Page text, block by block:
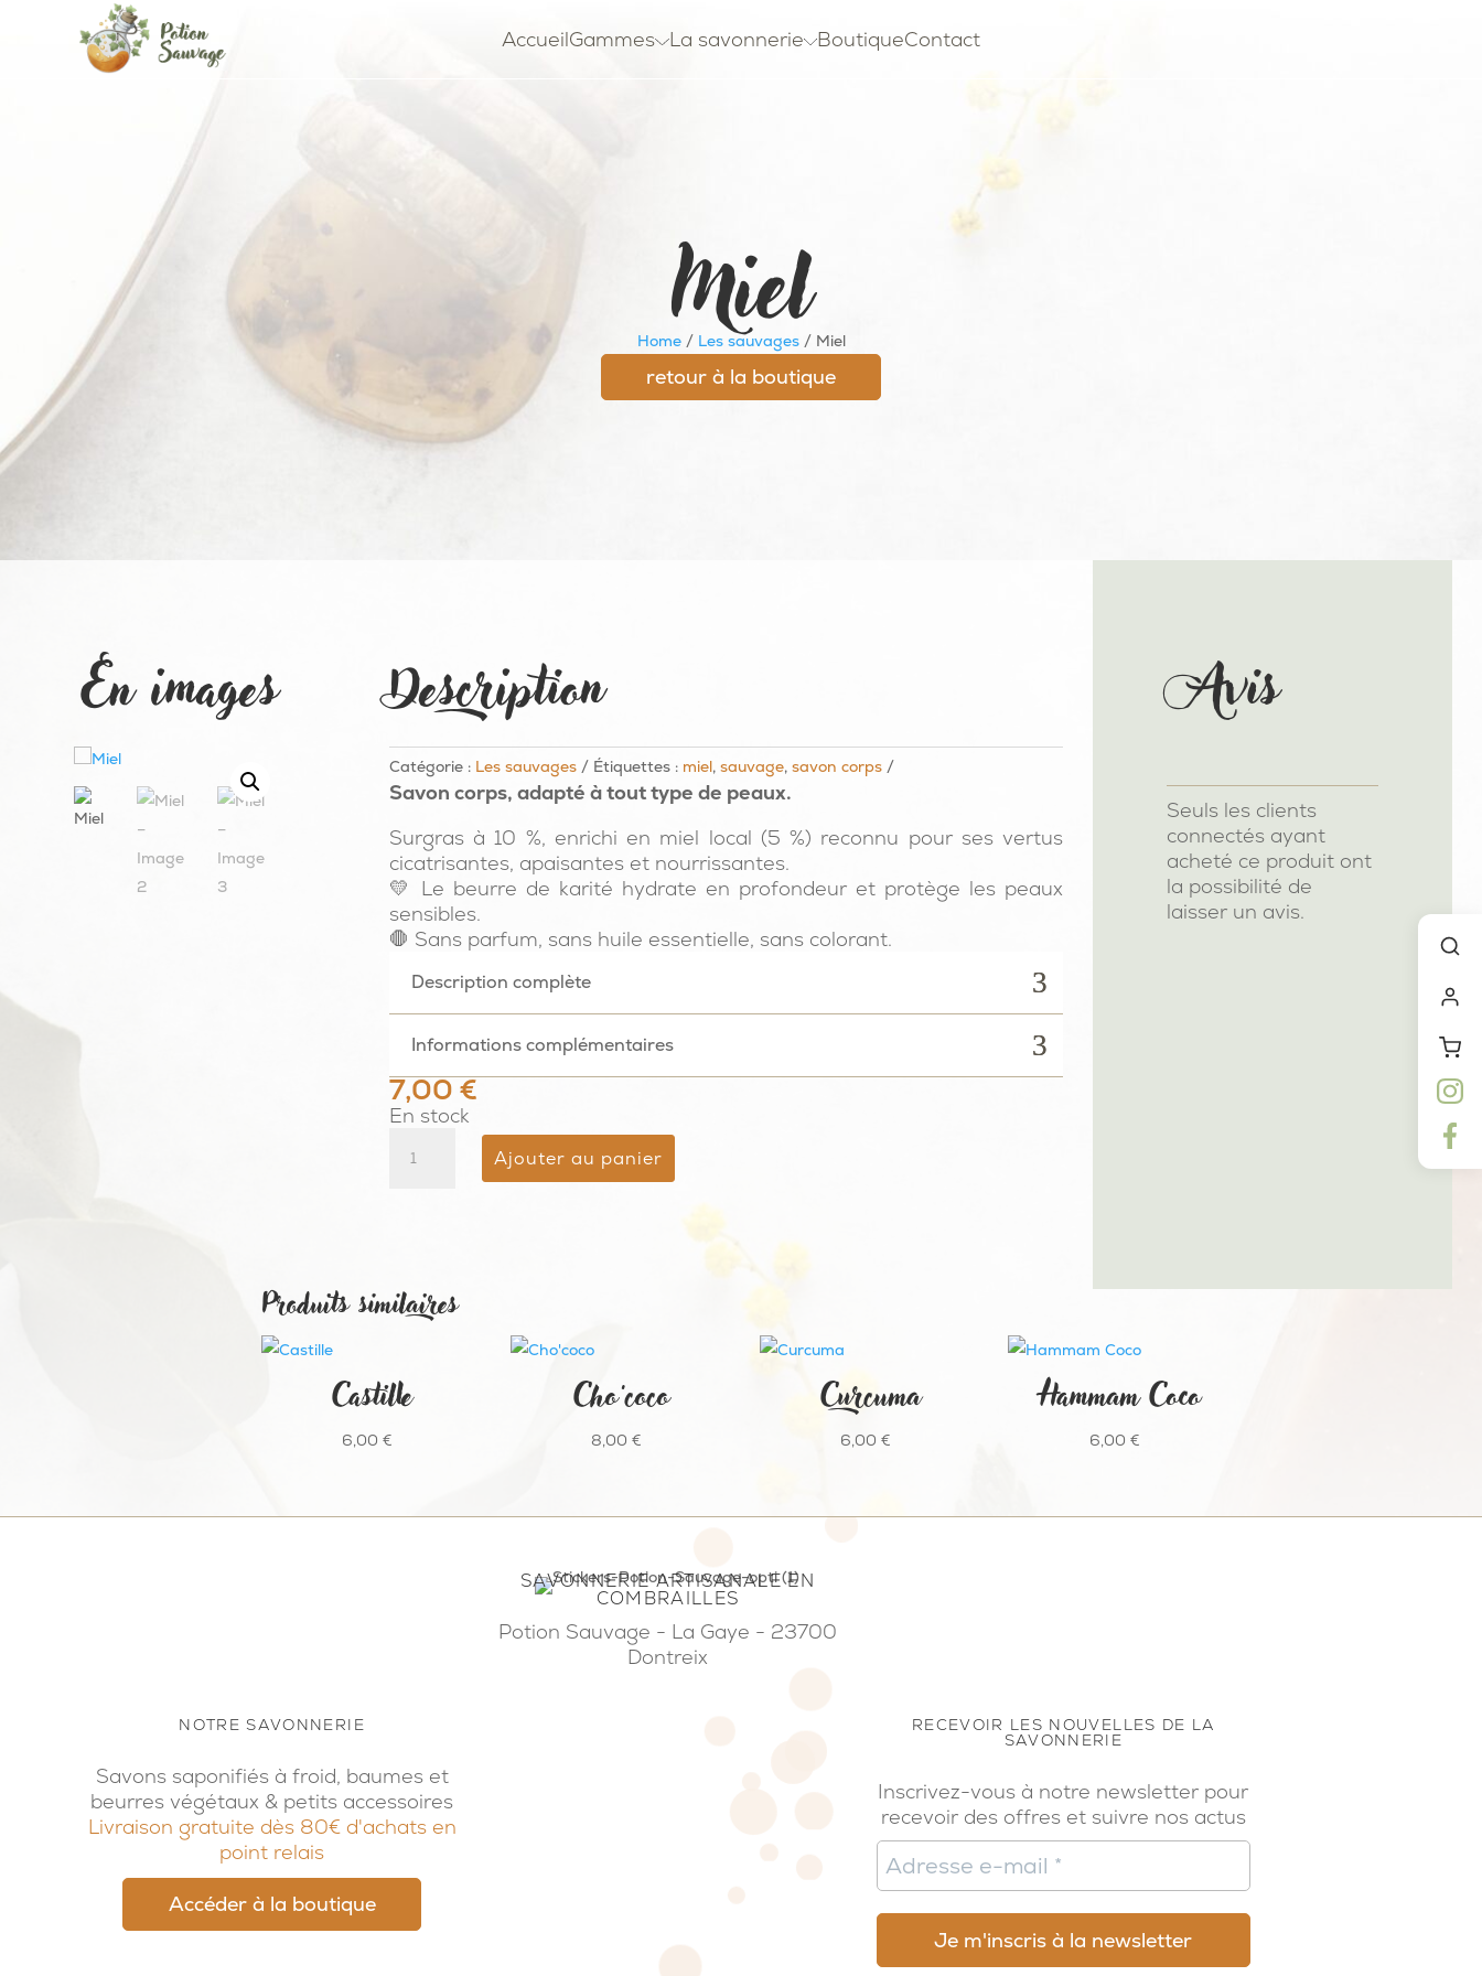
AccueilGammes La savonnerie BoutiqueContact
Miel
Home/ Les sauvages/ Miel
retour à la boutique
En images Description
Catégorie : Les sauvages Étiquettes : miel, sauvage, savon corps
Savon corps, adapté à tout type de peaux.
Surgras à 10 %, enrichi en miel local (5 %) reconnu pour ses vertus
cicatrisantes, apaisantes et nourrissantes.
💛 Le beurre de karité hydrate en profondeur et protège les peaux
sensibles.
🛑 Sans parfum, sans huile essentielle, sans colorant.
Description complète
Informations complémentaires
7,00€
En stock
Ajouter au panier
Avis
Seuls les clients
connectés ayant
acheté ce produit ont
la possibilité de
laisser un avis.
Produits similaires
Castille
6,00€
Cho’coco
8,00€
Curcuma
6,00 €
Hammam Coco
6,00 €
NOTRE SAVONNERIE
Savons saponifiés à froid, baumes et
beurres végétaux & petits accessoires
Livraison gratuite dès 80€ d'achats en
point relais
Accéder à la boutique
SAVONNERIE ARTISANALE EN
COMBRAILLES
Potion Sauvage - La Gaye - 23700
Dontreix
RECEVOIR LES NOUVELLES DE LA
SAVONNERIE
Inscrivez-vous à notre newsletter pour
recevoir des offres et suivre nos actus